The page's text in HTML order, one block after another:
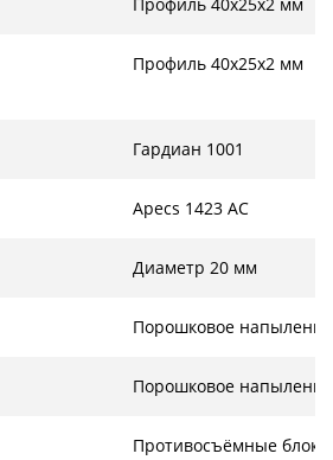
Профиль 40х25х2 мм
Гардиан 1001
Apecs 1423 AC
Диаметр 20 мм
Порошковое напыление
Порошковое напыление
Противосъёмные